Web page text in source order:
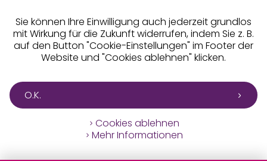
Sie können Ihre Einwilligung auch jederzeit grundlos
mit Wirkung für die Zukunft widerrufen, indem Sie z. B.
auf den Button "Cookie-Einstellungen" im Footer der
Website und "Cookies ablehnen" klicken.
O.K.
Cookies ablehnen
Mehr Informationen